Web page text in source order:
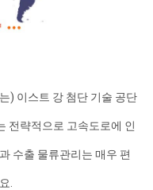
) 이스트 강 첨단 기술 공단
전략적으로 고속도로에 인
수출 물류관리는 매우 편
.